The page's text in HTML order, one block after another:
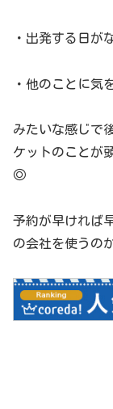
・出発する日が
・他のことに気
みたいな感じで
ケットのことが
◎
予約が早ければ
の会社を使うの